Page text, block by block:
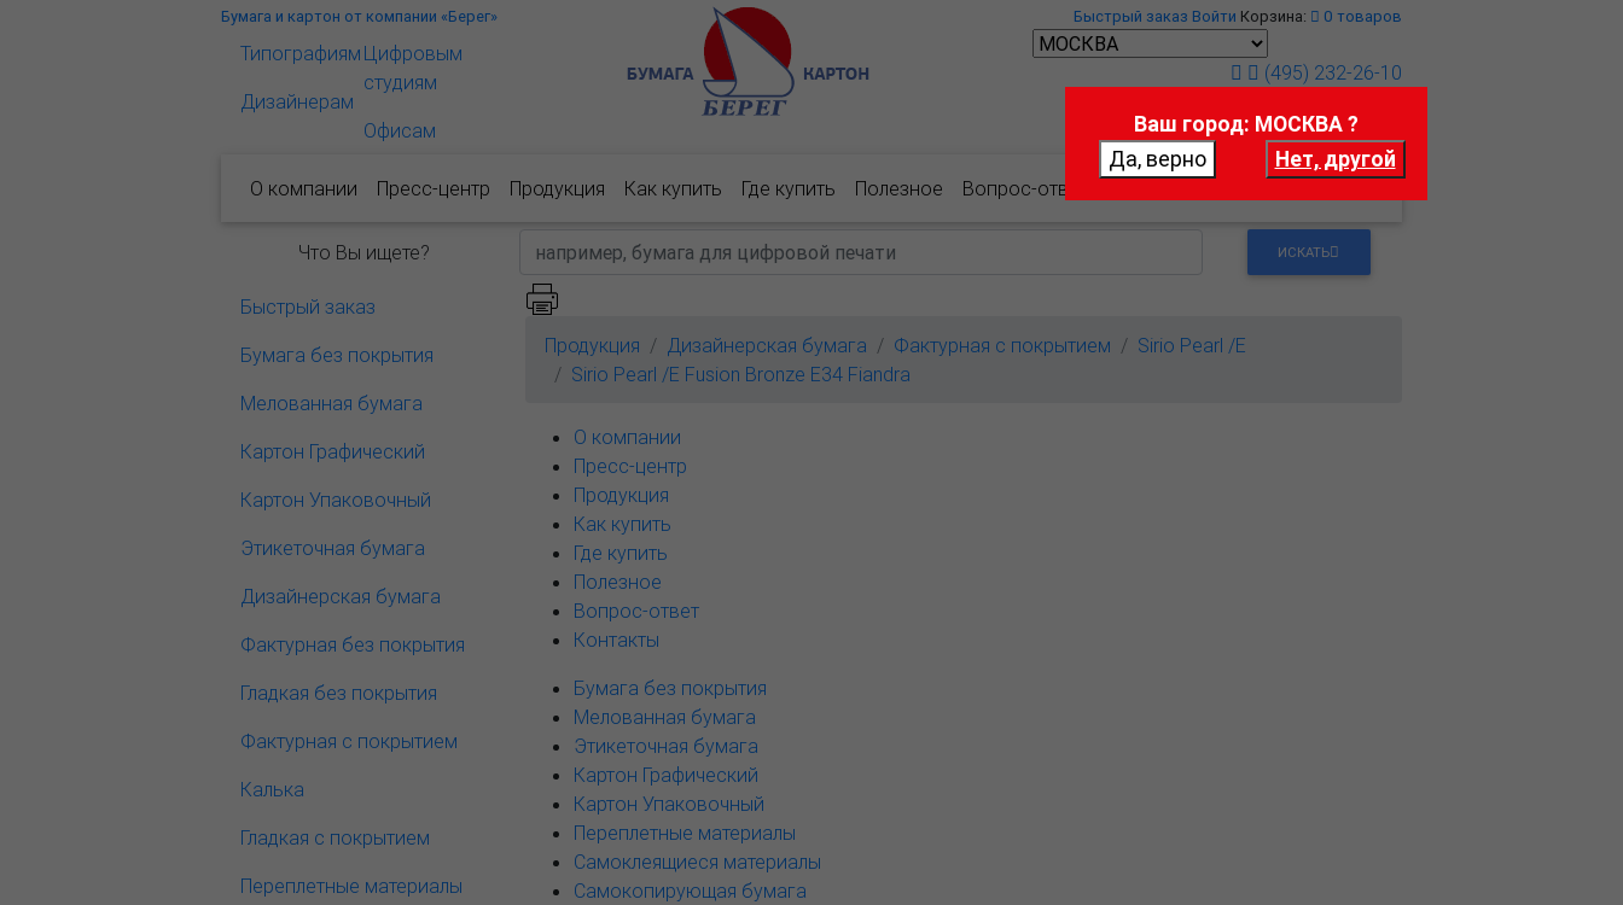
Бумага и картон от компании «Берег»
Типографиям
Дизайнерам
Цифровым
студиям
Офисам
Быстрый заказ Войти Корзина: 0 товаров
(495) 232-26-10
О компании Пресс-центр Продукция Как купить Где купить Полезное Вопрос-ответ
Что Вы ищете? ИСКАТЬ
Быстрый заказ
Бумага без покрытия
Мелованная бумага
Картон Графический
Картон Упаковочный
Этикеточная бумага
Дизайнерская бумага
Фактурная без покрытия
Гладкая без покрытия
Фактурная с покрытием
Калька
Гладкая с покрытием
Переплетные материалы
Продукция Дизайнерская бумага Фактурная с покрытием
Sirio Pearl /E
Sirio Pearl /E Fusion Bronze E34 Fiandra
О компании
Пресс-центр
Продукция
Как купить
Где купить
Полезное
Вопрос-ответ
Контакты
Бумага без покрытия
Мелованная бумага
Этикеточная бумага
Картон Графический
Картон Упаковочный
Переплетные материалы
Самоклеящиеся материалы
Самокопирующая бумага
Ваш город: МОСКВА ?